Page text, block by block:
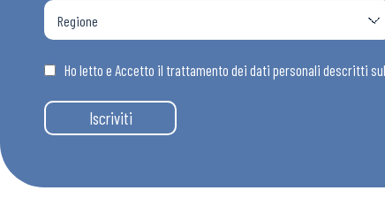
Ho letto e Accetto il trattamento dei dati personali descritti
Iscriviti